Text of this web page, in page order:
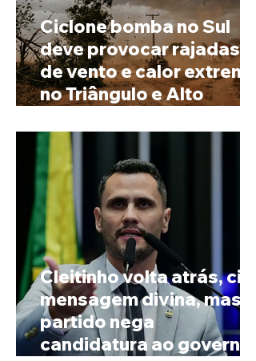
Ciclone bomba no Sul
deve provocar rajadas
de vento e calor extremo
no Triângulo e Alto
Cleitinho volta atrás, cita
mensagem divina, mas
partido nega
candidatura ao governo